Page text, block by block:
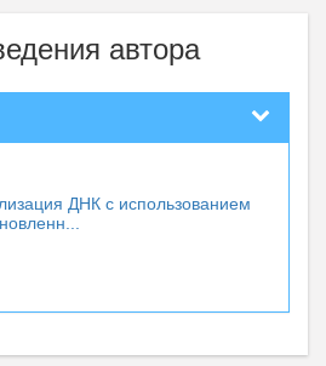
автора
ДНК с использованием